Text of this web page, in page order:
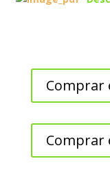
Comprar
Comprar